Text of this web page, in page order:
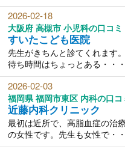
2026-02-18
大阪府 高槻市 小児科の口コミ
すいたこども医院
先生がきちんと診てくれます
待ち時間はちょっとある・・・
2026-02-03
福岡県 福岡市東区 内科の口コ
近藤内科クリニック
最初は近所で、高脂血症の治
の女性です。先生も女性で・